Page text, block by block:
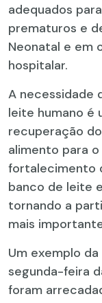
adequados
prematuros e
Neonatal e em
hospitalar.
A necessidade
leite humano é
recuperação
alimento para
fortalecimento
banco de leite
tornando a
mais
Um exemplo
segunda-feira
foram